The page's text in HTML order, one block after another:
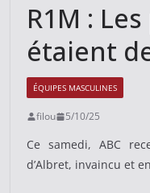
R1M :
étaient
ÉQUIPES MASCULINES
filou 5/10/25
Ce samedi, ABC
d’Albret, invaincu et